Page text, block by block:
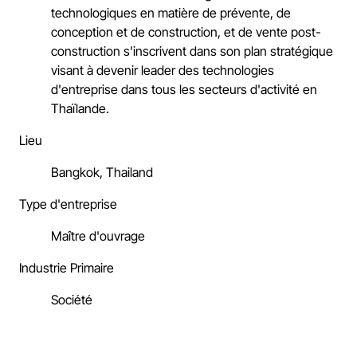
technologiques en matière de prévente, de
conception et de construction, et de vente post-
construction s'inscrivent dans son plan stratégique
visant à devenir leader des technologies
d'entreprise dans tous les secteurs d'activité en
Thaïlande.
Lieu
Bangkok, Thailand
Type d'entreprise
Maître d'ouvrage
Industrie Primaire
Société